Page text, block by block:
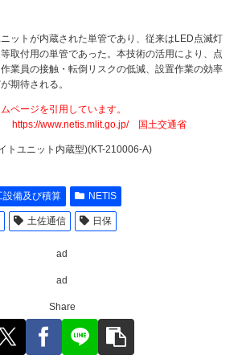
ットが内蔵された単管であり、従来はLED点滅灯
取付用の単管であった。本技術の活用により、点
業員の接触・転倒リスクの低減、設置作業の効率
期待される。
ページを引用しています。
https://www.netis.mlit.go.jp/ 国土交通省
備及び積算 NETIS
土佐通信 日保
ad
ad
Share